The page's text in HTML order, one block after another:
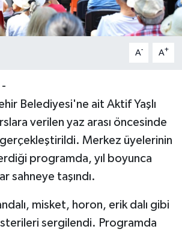
A- A+
Belediyesi'ne ait Aktif Yaşlı
verilen yaz arası öncesinde
Merkez üyelerinin
programda, yıl boyunca
sahneye taşındı.
misket, horon, erik dalı gibi
sergilendi. Programda